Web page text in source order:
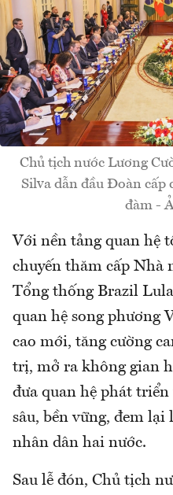
Chủ tịch nước Lương
Silva dẫn đầu Đoàn cấp
đàm -
Với nền tảng quan hệ
chuyến thăm cấp Nhà
Tổng thống Brazil
quan hệ song phương
cao mới, tăng cường
trị, mở ra không gian
đưa quan hệ phát
sâu, bền vững, đem
nhân dân hai nước.
Sau lễ đón, Chủ tịch